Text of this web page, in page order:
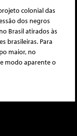
colonial das
dos negros
Brasil atirados às
brasileiras. Para
maior, no
modo aparente o